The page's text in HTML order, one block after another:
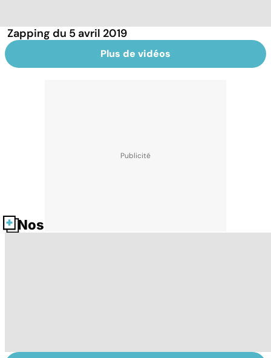
Zapping du 5 avril 2019
Plus de vidéos
Nos fiches santé